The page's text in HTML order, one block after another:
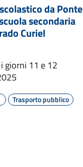
da Ponte
secondaria
Curiel
giorni 11 e 12
Trasporto pubblico